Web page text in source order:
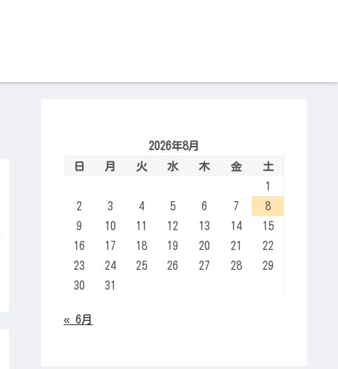
2026年8月
日
月 火 水 木 金
土
1
2
3 4 5 6 7
8
9
10 11 12 13 14
15
16
17 18 19 20 21
22
23
24 25 26 27 28
29
30
31
« 6月